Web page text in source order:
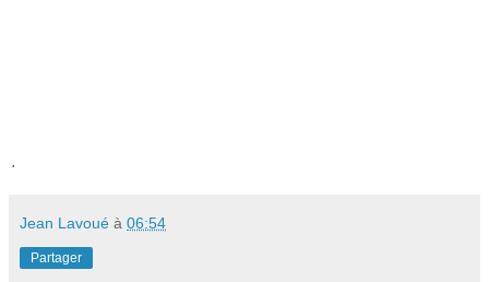
.
Jean Lavoué à 06:54
Partager